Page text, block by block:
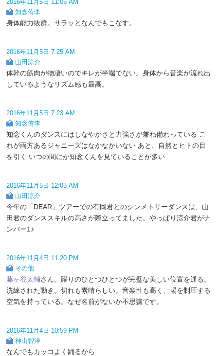
2016年11月5日 11:05 AM
知念侑李
身体能力抜群。サラッとなんでもこなす。
2016年11月5日 7:25 AM
山田涼介
体幹の筋肉が物凄いのでキレが半端でない。身体から音楽が流れ出
しているようなリズム感も最高。
2016年11月5日 7:23 AM
知念侑李
知念くんのダンスにはしなやかさと力強さが兼ね備わっている こ
れが両方あるジャニーズはなかなかいない あと、自然とヒトの目
を引く いつの間にか知念くんを見ていることが多い
2016年11月5日 12:05 AM
山田涼介
今年の「DEAR」ツアーでの有岡君とのシンメトリーダンスは、山
田君のダンススキルの高さが際立ってました。やっぱり涼介君がナ
ンバー1♪
2016年11月4日 11:20 PM
その他
藤ヶ谷太輔さん。躍りのひとつひとつが完璧な美しい位置を通る。
洗練された動き。切れも素晴らしい。音楽性も高く、場を制圧する
空気を持っている。なぜ名前がないか不思議です。
2016年11月4日 10:59 PM
神山智洋
なんでもカッコよく踊るから